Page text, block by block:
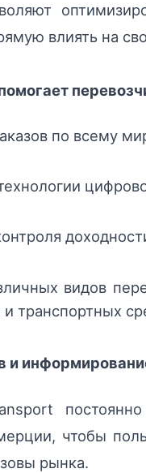
влиять на
по всему
видов
транспортных
и
чтобы
рынка.